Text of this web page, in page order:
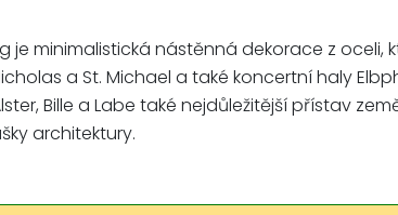
je minimalistická nástěnná dekorace z oceli,
a St. Michael a také koncertní haly
Bille a Labe také nejdůležitější přístav
architektury.